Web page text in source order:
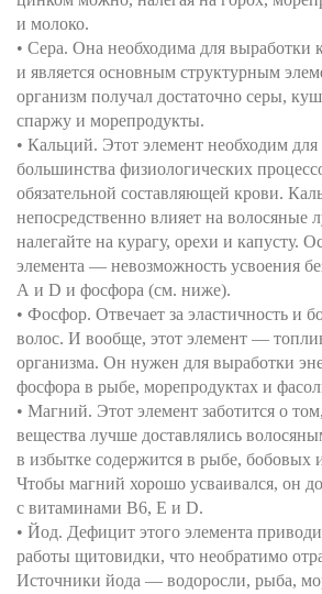
и молоко.
• Сера. Она необходима для выработки
и является основным структурным
организм получал достаточно серы,
спаржу и морепродукты.
• Кальций. Этот элемент необходим для
большинства физиологических
обязательной составляющей крови.
непосредственно влияет на волосяные
налегайте на курагу, орехи и капусту.
элемента — невозможность усвоения
А и D и фосфора (см. ниже).
• Фосфор. Отвечает за эластичность и
волос. И вообще, этот элемент —
организма. Он нужен для выработки
фосфора в рыбе, морепродуктах и
• Магний. Этот элемент заботится о
вещества лучше доставлялись
в избытке содержится в рыбе, бобовых
Чтобы магний хорошо усваивался, он
с витаминами В6, Е и D.
• Йод. Дефицит этого элемента
работы щитовидки, что необратимо
Источники йода — водоросли, рыба,